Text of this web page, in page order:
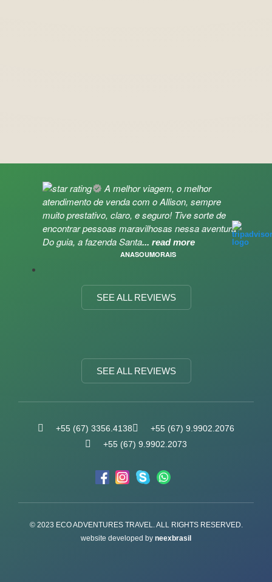
A melhor viagem, o melhor
atendimento de venda com o Allison, sempre
muito prestativo, claro, e seguro! Tive sorte de
encontrar pessoas maravilhosas nessa aventura
Do guia, a fazenda Santa... read more
ANASOUMORAIS
SEE ALL REVIEWS
SEE ALL REVIEWS
+55 (67) 3356.4138
+55 (67) 9.9902.2076
+55 (67) 9.9902.2073
© 2023 ECO ADVENTURES TRAVEL. ALL RIGHTS RESERVED.
website developed by neexbrasil